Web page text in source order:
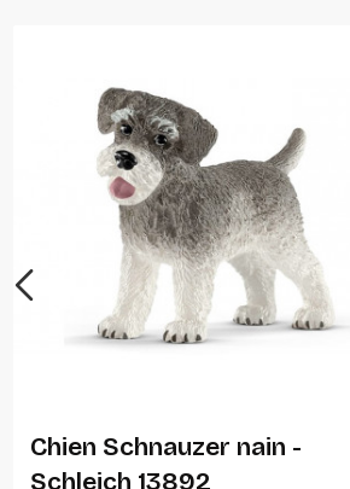
Chien Schnauzer nain -
Schleich 13892